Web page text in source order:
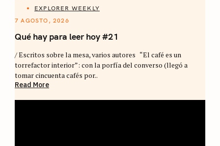
EXPLORER WEEKLY
7 AGOSTO, 2026
Qué hay para leer hoy #21
/ Escritos sobre la mesa, varios autores “El café es un
torrefactor interior”: con la porfía del converso (llegó a
tomar cincuenta cafés por..
Read More